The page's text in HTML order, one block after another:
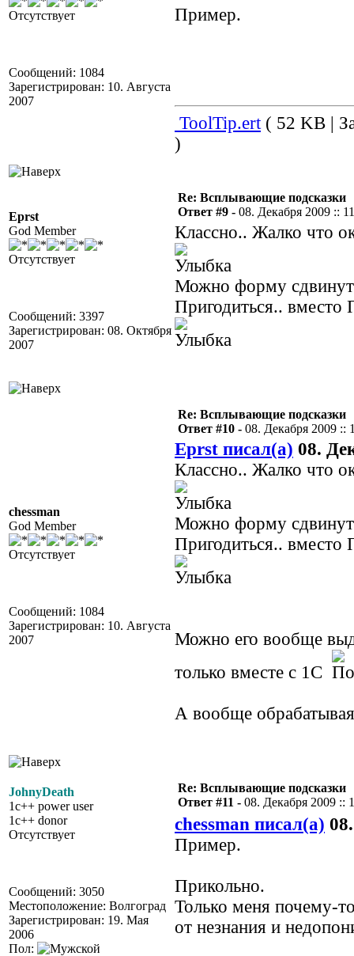
Отсутствует
Сообщений: 1084
Зарегистрирован: 10. Августа
2007
Пример.
ToolTip.ert( 52 KB |
)
Eprst
God Member
Отсутствует
Сообщений: 3397
Зарегистрирован: 08. Октября
2007
Re: Всплывающие подсказки
Ответ #9 - 08. Декабря 2009 ::
Классно.. Жалко что
Можно форму
Пригодиться.. вместо
chessman
God Member
Отсутствует
Сообщений: 1084
Зарегистрирован: 10. Августа
2007
Re: Всплывающие подсказки
Ответ #10 - 08. Декабря 2009 ::
Eprst писал(а) 08.
Классно.. Жалко что
Можно форму
Пригодиться.. вместо
Можно его вообще
только вместе с 1С
А вообще
JohnyDeath
1c++ power user
1c++ donor
Отсутствует
Сообщений: 3050
Местоположение: Волгоград
Зарегистрирован: 19. Мая
2006
Пол:
Re: Всплывающие подсказки
Ответ #11 - 08. Декабря 2009 ::
chessman писал(а)
Пример.
Прикольно.
Только меня почему-
от незнания и